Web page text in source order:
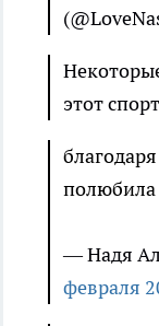
этот
полюбила
— Надя
февраля